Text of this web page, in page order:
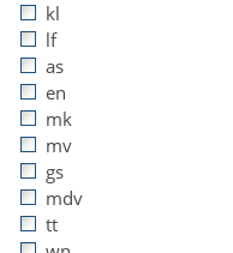
kl
lf
as
en
mk
mv
gs
mdv
tt